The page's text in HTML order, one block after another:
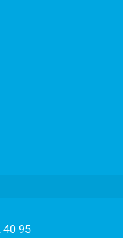
40 95